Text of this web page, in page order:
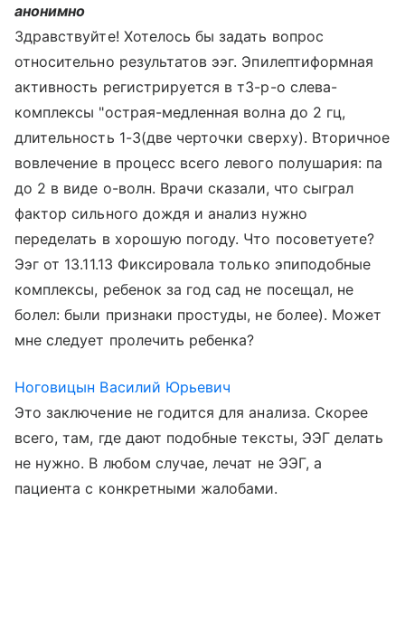
анонимно
Здравствуйте! Хотелось бы задать вопрос
относительно результатов ээг. Эпилептиформная
активность регистрируется в т3-р-о слева-
комплексы "острая-медленная волна до 2 гц,
длительность 1-3(две черточки сверху). Вторичное
вовлечение в процесс всего левого полушария: па
до 2 в виде о-волн. Врачи сказали, что сыграл
фактор сильного дождя и анализ нужно
переделать в хорошую погоду. Что посоветуете?
Ээг от 13.11.13 Фиксировала только эпиподобные
комплексы, ребенок за год сад не посещал, не
болел: были признаки простуды, не более). Может
мне следует пролечить ребенка?
Ноговицын Василий Юрьевич
Это заключение не годится для анализа. Скорее
всего, там, где дают подобные тексты, ЭЭГ делать
не нужно. В любом случае, лечат не ЭЭГ, а
пациента с конкретными жалобами.